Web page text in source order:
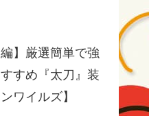
】厳選簡単で強
すめ『太刀』装
ワイルズ】